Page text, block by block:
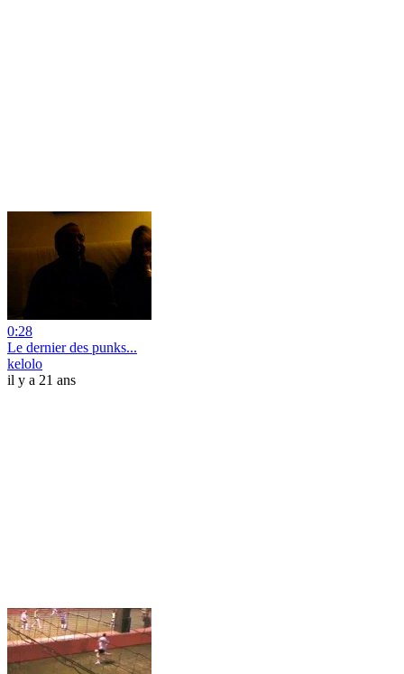
0:28
Le dernier des punks...
kelolo
il y a 21 ans